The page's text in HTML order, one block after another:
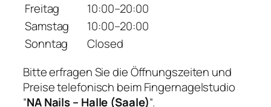
Freitag
10:00–20:00
Samstag
10:00–20:00
Sonntag
Closed
Bitte erfragen Sie die Öffnungszeiten und
Preise telefonisch beim Fingernagelstudio
“NA Nails – Halle (Saale)“.